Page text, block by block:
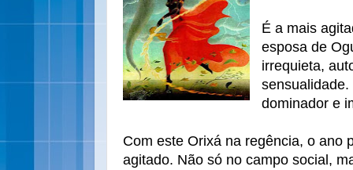
É a mais
esposa de
irrequieta,
dominador e
Com este Orixá na regência, o ano
agitado. Não só no campo social,